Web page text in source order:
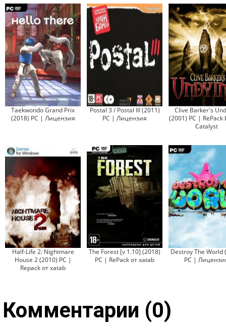
Taekwondo Grand Prix
(2018) PC | Лицензия
Postal 3 / Postal III (2011)
PC | Лицензия
Clive Barker's
(2001) PC | RePack
Catalyst
Half-Life 2: Nightmare
House 2 (2010) PC |
Repack от xatab
The Forest [v 1.10] (2018)
PC | RePack от xatab
Destroy The World
PC |
Комментарии (0)